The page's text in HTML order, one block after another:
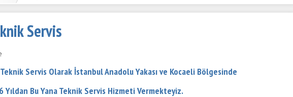
Servis
ServisOlarak İstanbul Anadolu Yakası ve Kocaeli Bölgesinde
6 Yıldan Bu Yana Teknik Servis Hizmeti Vermekteyiz.